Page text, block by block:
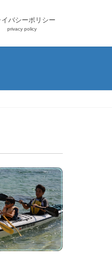
イバシーポリシー
privacy policy